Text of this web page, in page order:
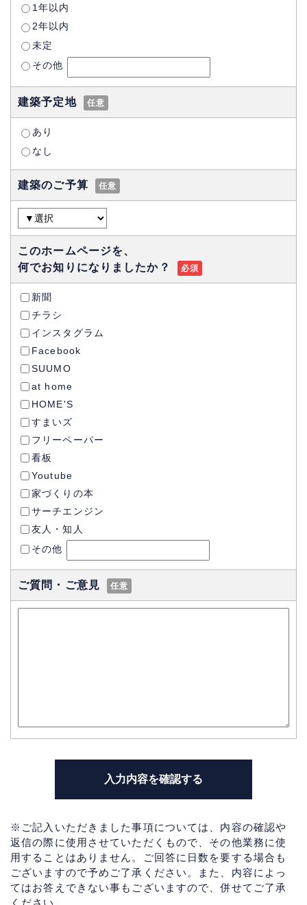
1年以内
2年以内
未定
その他
建築予定地 任意
あり
なし
建築のご予算 任意
このホームページを、
何でお知りになりましたか？
必須
新聞
チラシ
インスタグラム
Facebook
SUUMO
at home
HOME'S
すまいズ
フリーペーパー
看板
Youtube
家づくりの本
サーチエンジン
友人・知人
その他
ご質問・ご意見 任意
※ご記入いただきました事項については、内容の確認や
返信の際に使用させていただくもので、その他業務に使
用することはありません。ご回答に日数を要する場合も
ございますので予めご了承ください。また、内容によっ
てはお答えできない事もございますので、併せてご了承